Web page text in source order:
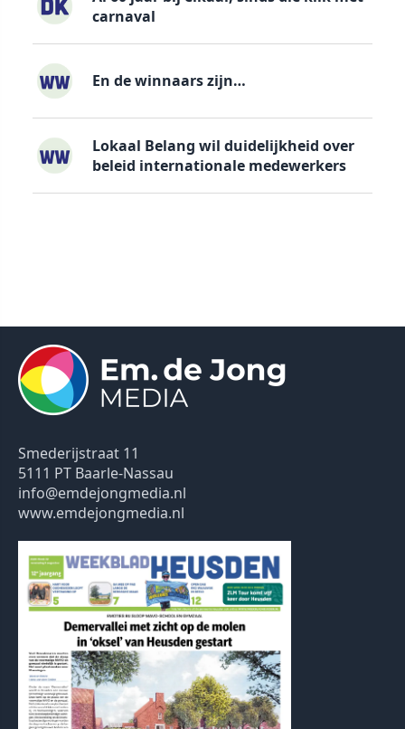
carnaval
En de winnaars zijn…
Lokaal Belang wil duidelijkheid over
beleid internationale medewerkers
Smederijstraat 11
5111 PT Baarle-Nassau
info@emdejongmedia.nl
www.emdejongmedia.nl